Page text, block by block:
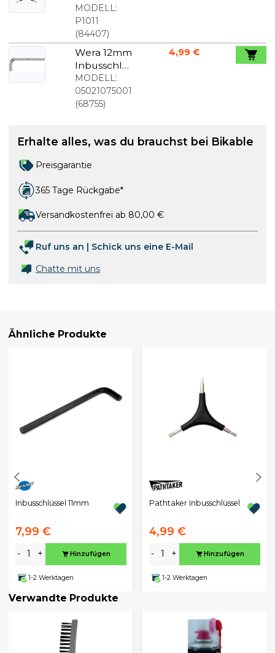
sel
MODELL:
P1011
(84407)
Wera 12mm
Inbusschlüs
sel
Verchromt
MODELL:
05021075001
(68755)
4,99 €
Erhalte alles, was du brauchst bei Bikable
Preisgarantie
365 Tage Rückgabe*
Versandkostenfrei ab 80,00 €
Ruf uns an
Schick uns eine E-Mail
Chatte mit uns
Ähnliche Produkte
Inbusschlüssel 11mm
7,99 €
- + Hinzufügen
1-2 Werktagen
Pathtaker Inbusschlüssel
4,99 €
- + Hinzufügen
1-2 Werktagen
Verwandte Produkte